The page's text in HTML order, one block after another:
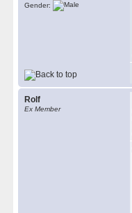
Gender:
Rolf
Ex Member